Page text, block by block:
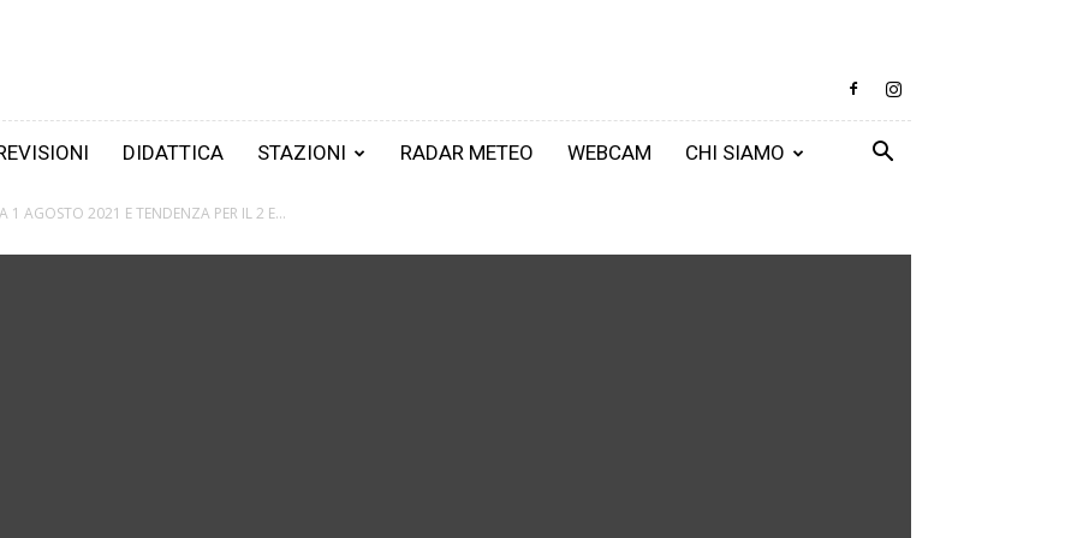
DIDATTICA STAZIONI RADAR METEO WEBCAM CHI SIAMO
1 AGOSTO 2021 E TENDENZA PER IL 2 E...